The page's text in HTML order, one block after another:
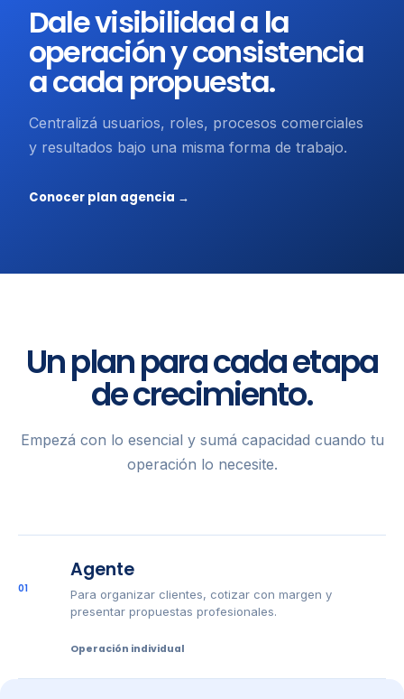
Dale visibilidad a la
operación y consistencia
a cada propuesta.
Centralizá usuarios, roles, procesos comerciales
y resultados bajo una misma forma de trabajo.
Conocer plan agencia →
Un plan para cada etapa
de crecimiento.
Empezá con lo esencial y sumá capacidad cuando tu
operación lo necesite.
01
Agente
Para organizar clientes, cotizar con margen y
presentar propuestas profesionales.
Operación individual